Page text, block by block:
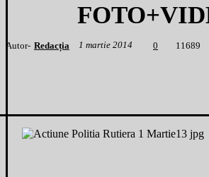
Autor- Redacția 1 martie 2014 0 1 1689